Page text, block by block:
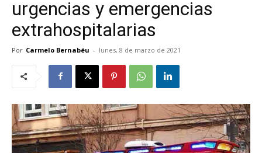
urgencias y emergencias
extrahospitalarias
Por Carmelo Bernabéu - lunes, 8 de marzo de 2021